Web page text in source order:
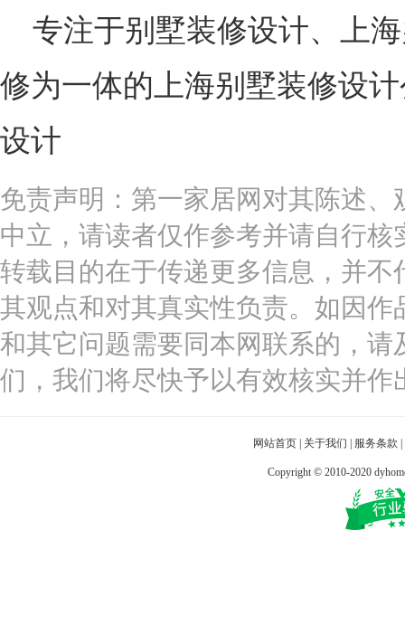
专注于别墅装修设计、上
修为一体的上海别墅装修设
设计
免责声明：第一家居网对其陈述、
中立，请读者仅作参考并请自行核
转载目的在于传递更多信息，并不
其观点和对其真实性负责。如因作
和其它问题需要同本网联系的，请
们，我们将尽快予以有效核实并作
网站首页 关于我们 服务条款
Copyright © 2010-2020